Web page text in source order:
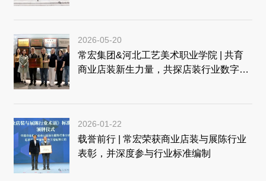
2026-05-20
常宏集团&河北工艺美术职业学院 | 共育
商业店装新生力量，共探店装行业数字化
2026-01-22
载誉前行 | 常宏荣获商业店装与展陈行业
表彰，并深度参与行业标准编制